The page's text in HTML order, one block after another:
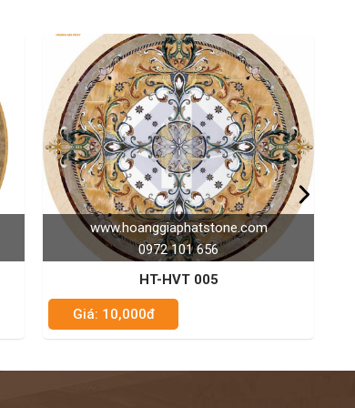
www.hoanggiaphatstone.com
0972 101 656
HT-HVT 030
Giá: 10,000đ